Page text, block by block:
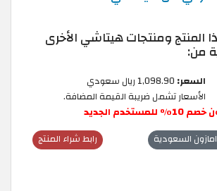
المنتج ومنتجات هيتاشي الأخرى
من:
السعر: 1,098.90 ريال سعودي
الأسعار تشمل ضريبة القيمة المضافة.
الجديد
رابط شراء المنتج السعودية